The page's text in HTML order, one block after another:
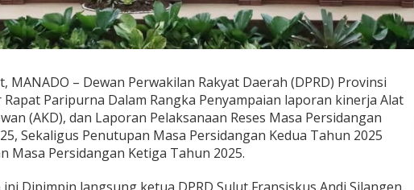
n
A
K
a
n
T
u
t
u
B
MANADO – Dewan Perwakilan Rakyat Daerah (DPRD) Provinsi
Paripurna Dalam Rangka Penyampaian laporan kinerja Alat
(AKD), dan Laporan Pelaksanaan Reses Masa Persidangan
Sekaligus Penutupan Masa Persidangan Kedua Tahun 2025
Masa Persidangan Ketiga Tahun 2025.